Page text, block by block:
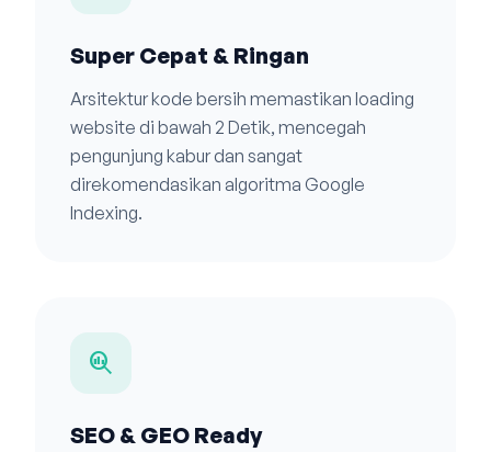
Super Cepat & Ringan
Arsitektur kode bersih memastikan loading
website di bawah 2 Detik, mencegah
pengunjung kabur dan sangat
direkomendasikan algoritma Google
Indexing.
search_insights
SEO & GEO Ready